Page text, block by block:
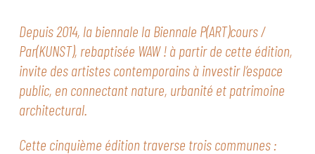
Depuis 2014, la biennale la Biennale P(ART)cours /
Par(KUNST), rebaptisée WAW ! à partir de cette édition,
invite des artistes contemporains à investir l’espace
public, en connectant nature, urbanité et patrimoine
architectural.
Cette cinquième édition traverse trois communes :